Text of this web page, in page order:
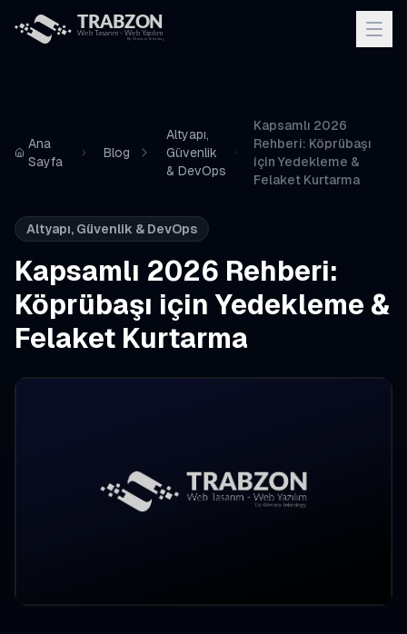
Ana
Sayfa
Blog
Altyapı,
Güvenlik
& DevOps
Kapsamlı 2026
Rehberi: Köprübaşı
için Yedekleme &
Felaket Kurtarma
Altyapı, Güvenlik & DevOps
Kapsamlı 2026 Rehberi:
Köprübaşı için Yedekleme &
Felaket Kurtarma